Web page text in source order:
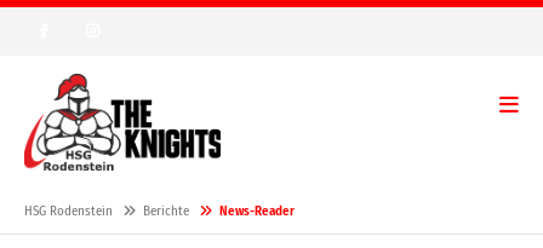
HSG Rodenstein Berichte News-Reader